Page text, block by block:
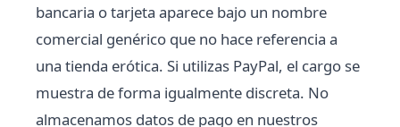
bancaria o tarjeta aparece bajo un nombre
comercial genérico que no hace referencia a
una tienda erótica. Si utilizas PayPal, el cargo se
muestra de forma igualmente discreta. No
almacenamos datos de pago en nuestros